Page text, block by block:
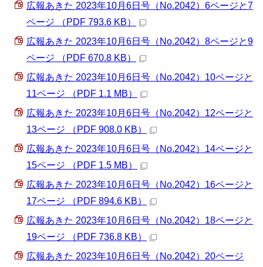
広報あきた 2023年10月6日号（No.2042）6ページと7
ページ （PDF 793.6 KB）
広報あきた 2023年10月6日号（No.2042）8ページと9
ページ （PDF 670.8 KB）
広報あきた 2023年10月6日号（No.2042）10ページと
11ページ （PDF 1.1 MB）
広報あきた 2023年10月6日号（No.2042）12ページと
13ページ （PDF 908.0 KB）
広報あきた 2023年10月6日号（No.2042）14ページと
15ページ （PDF 1.5 MB）
広報あきた 2023年10月6日号（No.2042）16ページと
17ページ （PDF 894.6 KB）
広報あきた 2023年10月6日号（No.2042）18ページと
19ページ （PDF 736.8 KB）
広報あきた 2023年10月6日号（No.2042）20ページ